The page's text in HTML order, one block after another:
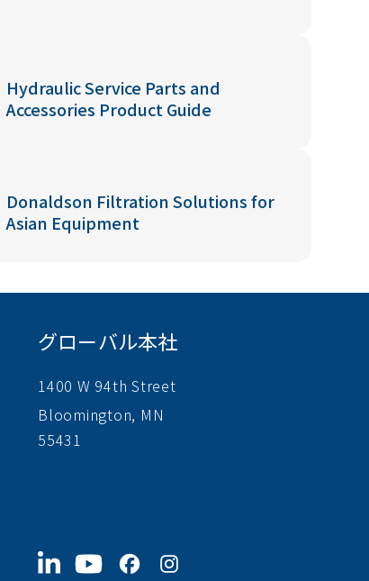
Hydraulic Service Parts and
Accessories Product Guide
Donaldson Filtration Solutions for
Asian Equipment
グローバル本社
1400 W 94th Street
Bloomington, MN
55431